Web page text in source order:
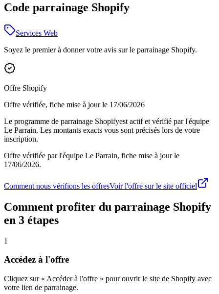
Code parrainage Shopify
Services Web
Soyez le premier à donner votre avis sur le parrainage Shopify.
Offre Shopify
Offre vérifiée, fiche mise à jour le 17/06/2026
Le programme de parrainage Shopifyest actif et vérifié par l'équipe
Le Parrain. Les montants exacts vous sont précisés lors de votre
inscription.
Offre vérifiée par l'équipe Le Parrain, fiche mise à jour le
17/06/2026.
Comment nous vérifions les offresVoir l'offre sur le site officiel
Comment profiter du parrainage Shopify
en 3 étapes
1
Accédez à l'offre
Cliquez sur « Accéder à l'offre » pour ouvrir le site de Shopify avec
votre lien de parrainage.